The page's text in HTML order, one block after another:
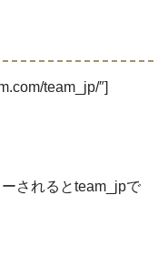
team_jp/″]
されるとteam_jpで